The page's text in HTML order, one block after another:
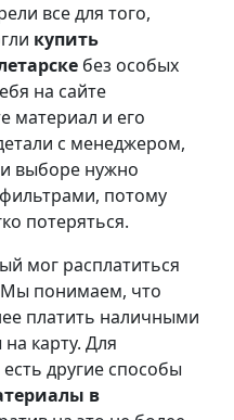
все для того,
купить
без особых
на сайте
материал и его
с менеджером,
выборе нужно
потому
потеряться.
мог расплатиться
Мы понимаем, что
платить наличными
карту. Для
другие способы
в